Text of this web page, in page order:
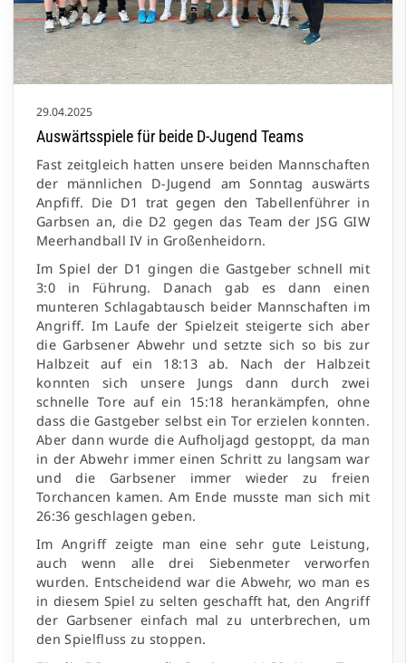
29.04.2025
Auswärtsspiele für beide D-Jugend Teams
Fast zeitgleich hatten unsere beiden Mannschaften
der männlichen D-Jugend am Sonntag auswärts
Anpfiff. Die D1 trat gegen den Tabellenführer in
Garbsen an, die D2 gegen das Team der JSG GIW
Meerhandball IV in Großenheidorn.
Im Spiel der D1 gingen die Gastgeber schnell mit
3:0 in Führung. Danach gab es dann einen
munteren Schlagabtausch beider Mannschaften im
Angriff. Im Laufe der Spielzeit steigerte sich aber
die Garbsener Abwehr und setzte sich so bis zur
Halbzeit auf ein 18:13 ab. Nach der Halbzeit
konnten sich unsere Jungs dann durch zwei
schnelle Tore auf ein 15:18 herankämpfen, ohne
dass die Gastgeber selbst ein Tor erzielen konnten.
Aber dann wurde die Aufholjagd gestoppt, da man
in der Abwehr immer einen Schritt zu langsam war
und die Garbsener immer wieder zu freien
Torchancen kamen. Am Ende musste man sich mit
26:36 geschlagen geben.
Im Angriff zeigte man eine sehr gute Leistung,
auch wenn alle drei Siebenmeter verworfen
wurden. Entscheidend war die Abwehr, wo man es
in diesem Spiel zu selten geschafft hat, den Angriff
der Garbsener einfach mal zu unterbrechen, um
den Spielfluss zu stoppen.